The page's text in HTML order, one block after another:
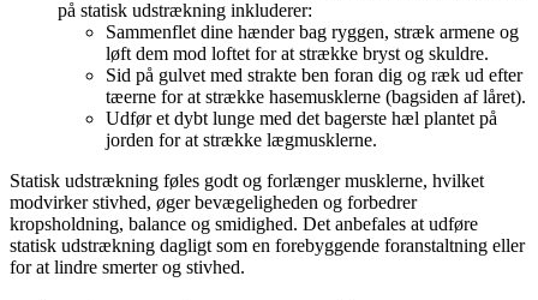
på statisk udstrækning inkluderer:
Sammenflet dine hænder bag ryggen, stræk armene og
løft dem mod loftet for at strække bryst og skuldre.
Sid på gulvet med strakte ben foran dig og ræk ud efter
tæerne for at strække hasemusklerne (bagsiden af låret).
Udfør et dybt lunge med det bagerste hæl plantet på
jorden for at strække lægmusklerne.
Statisk udstrækning føles godt og forlænger musklerne, hvilket
modvirker stivhed, øger bevægeligheden og forbedrer
kropsholdning, balance og smidighed. Det anbefales at udføre
statisk udstrækning dagligt som en forebyggende foranstaltning eller
for at lindre smerter og stivhed.